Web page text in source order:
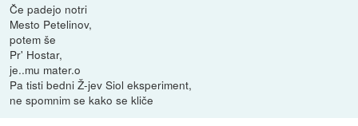
Če padejo notri
Mesto Petelinov,
potem še
Pr' Hostar,
je..mu mater.o
Pa tisti bedni Ž-jev Siol eksperiment,
ne spomnim se kako se kliče